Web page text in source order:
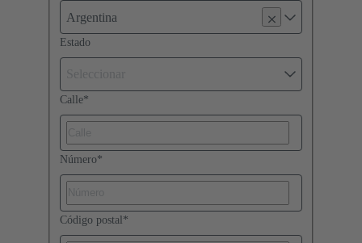
Argentina
Estado
Calle*
Número*
Código postal *